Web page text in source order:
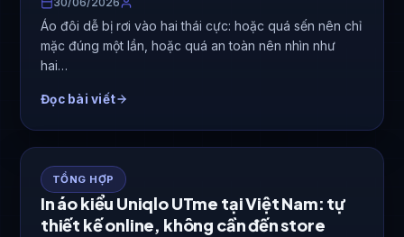
Áo đôi dễ bị rơi vào hai thái cực: hoặc quá sến nên chỉ
mặc đúng một lần, hoặc quá an toàn nên nhìn như
hai…
Đọc bài viết
TỔNG HỢP
In áo kiểu Uniqlo UTme tại Việt Nam: tự
thiết kế online, không cần đến store